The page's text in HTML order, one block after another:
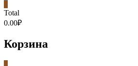
Total
0.00₽
Корзина